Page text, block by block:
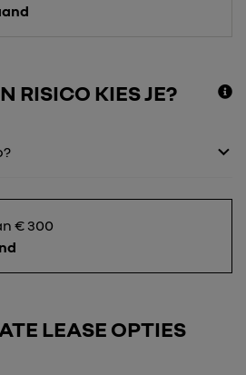
RISICO KIES JE?
€ 300
LEASE OPTIES